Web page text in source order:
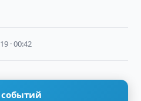
· 00:42
событий